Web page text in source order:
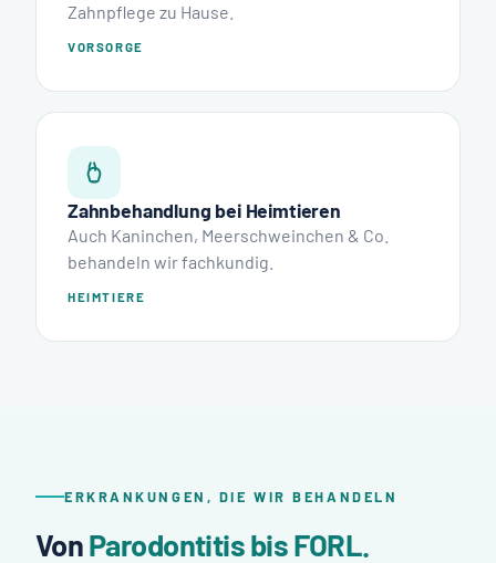
Zahnpflege zu Hause.
VORSORGE
Zahnbehandlung bei Heimtieren
Auch Kaninchen, Meerschweinchen & Co.
behandeln wir fachkundig.
HEIMTIERE
ERKRANKUNGEN, DIE WIR BEHANDELN
VonParodontitis bis FORL.